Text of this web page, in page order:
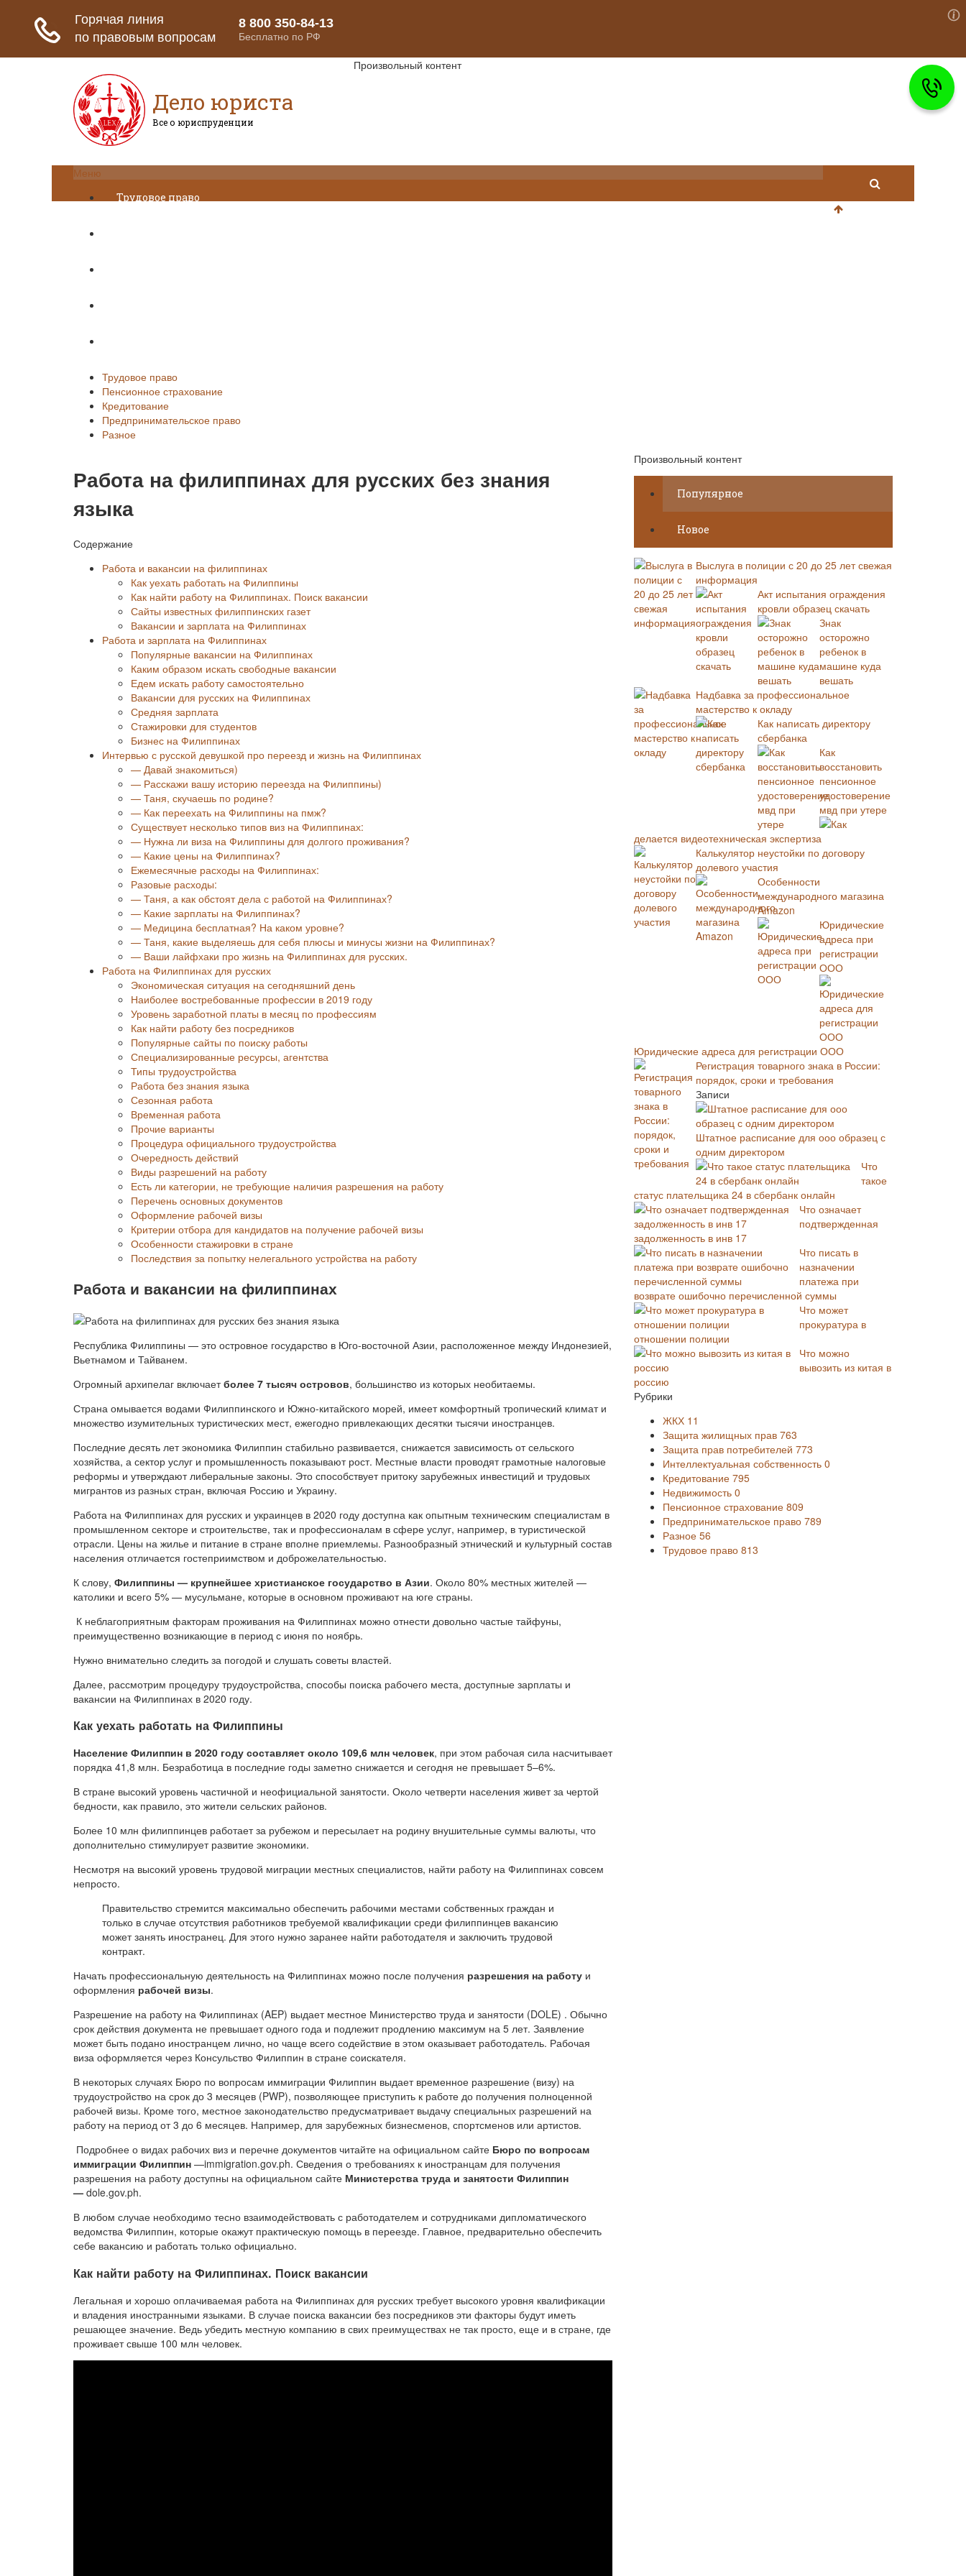
Дело юриста
Все о юриспруденции
Произвольный контент
Меню
Трудовое право
Трудовое право
Пенсионное страхование
Кредитование
Предпринимательское право
Разное
Работа на филиппинах для русских без знания
языка
Содержание
Работа и вакансии на филиппинах
Как уехать работать на Филиппины
Как найти работу на Филиппинах. Поиск вакансии
Сайты известных филиппинских газет
Вакансии и зарплата на Филиппинах
Работа и зарплата на Филиппинах
Популярные вакансии на Филиппинах
Каким образом искать свободные вакансии
Едем искать работу самостоятельно
Вакансии для русских на Филиппинах
Средняя зарплата
Стажировки для студентов
Бизнес на Филиппинах
Интервью с русской девушкой про переезд и жизнь на Филиппинах
— Давай знакомиться)
— Расскажи вашу историю переезда на Филиппины)
— Таня, скучаешь по родине?
— Как переехать на Филиппины на пмж?
Существует несколько типов виз на Филиппинах:
— Нужна ли виза на Филиппины для долгого проживания?
— Какие цены на Филиппинах?
Ежемесячные расходы на Филиппинах:
Разовые расходы:
— Таня, а как обстоят дела с работой на Филиппинах?
— Какие зарплаты на Филиппинах?
— Медицина бесплатная? На каком уровне?
— Таня, какие выделяешь для себя плюсы и минусы жизни на Филиппинах?
— Ваши лайфхаки про жизнь на Филиппинах для русских.
Работа на Филиппинах для русских
Экономическая ситуация на сегодняшний день
Наиболее востребованные профессии в 2019 году
Уровень заработной платы в месяц по профессиям
Как найти работу без посредников
Популярные сайты по поиску работы
Специализированные ресурсы, агентства
Типы трудоустройства
Работа без знания языка
Сезонная работа
Временная работа
Прочие варианты
Процедура официального трудоустройства
Очередность действий
Виды разрешений на работу
Есть ли категории, не требующие наличия разрешения на работу
Перечень основных документов
Оформление рабочей визы
Критерии отбора для кандидатов на получение рабочей визы
Особенности стажировки в стране
Последствия за попытку нелегального устройства на работу
Работа и вакансии на филиппинах
Республика Филиппины — это островное государство в Юго-восточной Азии, расположенное между Индонезией,
Вьетнамом и Тайванем.
Огромный архипелаг включаетболее 7 тысяч островов, большинство из которых необитаемы.
Страна омывается водами Филиппинского и Южно-китайского морей, имеет комфортный тропический климат и
множество изумительных туристических мест, ежегодно привлекающих десятки тысячи иностранцев.
Последние десять лет экономика Филиппин стабильно развивается, снижается зависимость от сельского
хозяйства, а сектор услуг и промышленность показывают рост. Местные власти проводят грамотные налоговые
реформы и утверждают либеральные законы. Это способствует притоку зарубежных инвестиций и трудовых
мигрантов из разных стран, включая Россию и Украину.
Работа на Филиппинах для русских и украинцев в 2020 году доступна как опытным техническим специалистам в
промышленном секторе и строительстве, так и профессионалам в сфере услуг, например, в туристической
отрасли. Цены на жилье и питание в стране вполне приемлемы. Разнообразный этнический и культурный состав
населения отличается гостеприимством и доброжелательностью.
К слову, Филиппины — крупнейшее христианское государство в Азии. Около 80% местных жителей —
католики и всего 5% — мусульмане, которые в основном проживают на юге страны.
К неблагоприятным факторам проживания на Филиппинах можно отнести довольно частые тайфуны,
преимущественно возникающие в период с июня по ноябрь.
Нужно внимательно следить за погодой и слушать советы властей.
Далее, рассмотрим процедуру трудоустройства, способы поиска рабочего места, доступные зарплаты и
вакансии на Филиппинах в 2020 году.
Как уехать работать на Филиппины
Население Филиппин в 2020 году составляет около 109,6 млн человек, при этом рабочая сила насчитывает
порядка 41,8 млн. Безработица в последние годы заметно снижается и сегодня не превышает 5–6%.
В стране высокий уровень частичной и неофициальной занятости. Около четверти населения живет за чертой
бедности, как правило, это жители сельских районов.
Более 10 млн филиппинцев работает за рубежом и пересылает на родину внушительные суммы валюты, что
дополнительно стимулирует развитие экономики.
Несмотря на высокий уровень трудовой миграции местных специалистов, найти работу на Филиппинах совсем
непросто.
Правительство стремится максимально обеспечить рабочими местами собственных граждан и
только в случае отсутствия работников требуемой квалификации среди филиппинцев вакансию
может занять иностранец. Для этого нужно заранее найти работодателя и заключить трудовой
контракт.
Начать профессиональную деятельность на Филиппинах можно после получения разрешения на работу и
оформления рабочей визы.
Разрешение на работу на Филиппинах (AEP) выдает местное Министерство труда и занятости (DOLE) . Обычно
срок действия документа не превышает одного года и подлежит продлению максимум на 5 лет. Заявление
может быть подано иностранцем лично, но чаще всего содействие в этом оказывает работодатель. Рабочая
виза оформляется через Консульство Филиппин в стране соискателя.
В некоторых случаях Бюро по вопросам иммиграции Филиппин выдает временное разрешение (визу) на
трудоустройство на срок до 3 месяцев (PWP), позволяющее приступить к работе до получения полноценной
рабочей визы. Кроме того, местное законодательство предусматривает выдачу специальных разрешений на
работу на период от 3 до 6 месяцев. Например, для зарубежных бизнесменов, спортсменов или артистов.
Подробнее о видах рабочих виз и перечне документов читайте на официальном сайте Бюро по вопросам
иммиграции Филиппин —immigration.gov.ph. Сведения о требованиях к иностранцам для получения
разрешения на работу доступны на официальном сайте Министерства труда и занятости Филиппин
— dole.gov.ph.
В любом случае необходимо тесно взаимодействовать с работодателем и сотрудниками дипломатического
ведомства Филиппин, которые окажут практическую помощь в переезде. Главное, предварительно обеспечить
себе вакансию и работать только официально.
Как найти работу на Филиппинах. Поиск вакансии
Легальная и хорошо оплачиваемая работа на Филиппинах для русских требует высокого уровня квалификации
и владения иностранными языками. В случае поиска вакансии без посредников эти факторы будут иметь
решающее значение. Ведь убедить местную компанию в свих преимуществах не так просто, еще и в стране, где
проживает свыше 100 млн человек.
Произвольный контент
Популярное
Новое
Выслуга в полиции с 20 до 25 лет свежая
информация
Акт испытания ограждения
кровли образец скачать
Знак
осторожно
ребенок в
машине куда
вешать
Надбавка за профессиональное
мастерство к окладу
Как написать директору
сбербанка
Как
восстановить
пенсионное
удостоверение
мвд при утере
Как
делается видеотехническая экспертиза
Калькулятор неустойки по договору
долевого участия
Особенности
международного магазина
Amazon
Юридические
адреса при
регистрации
ООО
Юридические адреса для регистрации ООО
Регистрация товарного знака в России:
порядок, сроки и требования
Записи
Штатное расписание для ооо образец с
одним директором
Что
такое
статус плательщика 24 в сбербанк онлайн
Что означает
подтвержденная
задолженность в инв 17
Что писать в
назначении
платежа при
возврате ошибочно перечисленной суммы
Что может
прокуратура в
отношении полиции
Что можно
вывозить из китая в
россию
Рубрики
ЖКХ 11
Защита жилищных прав 763
Защита прав потребителей 773
Интеллектуальная собственность 0
Кредитование 795
Недвижимость 0
Пенсионное страхование 809
Предпринимательское право 789
Разное 56
Трудовое право 813